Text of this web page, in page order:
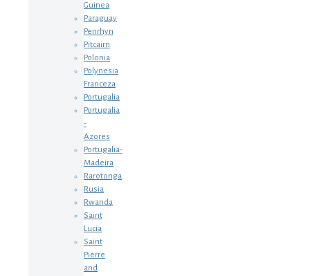
Guinea
Paraguay
Penrhyn
Pitcairn
Polonia
Polynesia
Franceza
Portugalia
Portugalia
-
Azores
Portugalia-
Madeira
Rarotonga
Rusia
Rwanda
Saint
Lucia
Saint
Pierre
and